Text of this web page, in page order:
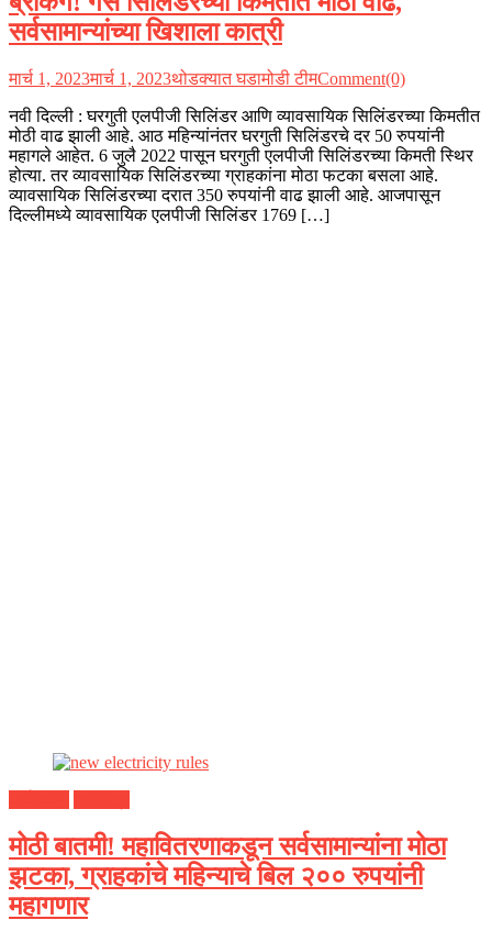
सर्वसामान्यांच्या खिशाला कात्री
मार्च 1, 2023मार्च 1, 2023थोडक्यात घडामोडी टीमComment(0)
नवी दिल्ली : घरगुती एलपीजी सिलिंडर आणि व्यावसायिक सिलिंडरच्या किमतीत
मोठी वाढ झाली आहे. आठ महिन्यांनंतर घरगुती सिलिंडरचे दर 50 रुपयांनी
महागले आहेत. 6 जुलै 2022 पासून घरगुती एलपीजी सिलिंडरच्या किमती स्थिर
होत्या. तर व्यावसायिक सिलिंडरच्या ग्राहकांना मोठा फटका बसला आहे.
व्यावसायिक सिलिंडरच्या दरात 350 रुपयांनी वाढ झाली आहे. आजपासून
दिल्लीमध्ये व्यावसायिक एलपीजी सिलिंडर 1769 […]
मोठी बातमी! महावितरणाकडून सर्वसामान्यांना मोठा
झटका, ग्राहकांचे महिन्याचे बिल २०० रुपयांनी
महागणार